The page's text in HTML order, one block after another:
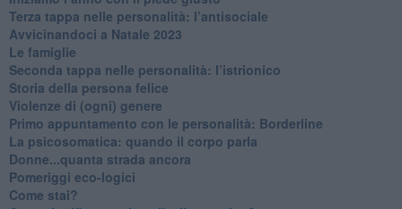
​Terza tappa nelle personalità: l’antisociale
​Avvicinandoci a Natale 2023
Le famiglie
Seconda tappa nelle personalità: l’istrionico
​Storia della persona felice
Violenze di (ogni) genere
​Primo appuntamento con le personalità: Borderline
La psicosomatica: quando il corpo parla
Donne...quanta strada ancora
​Pomeriggi eco-logici
​Come stai?